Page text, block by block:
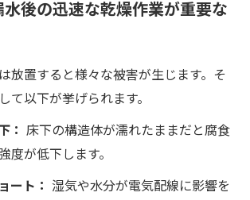
後の迅速な乾燥作業が重要な
放置すると様々な被害が生じます。そ
て以下が挙げられます。
： 床下の構造体が濡れたままだと腐食
度が低下します。
ート： 湿気や水分が電気配線に影響を